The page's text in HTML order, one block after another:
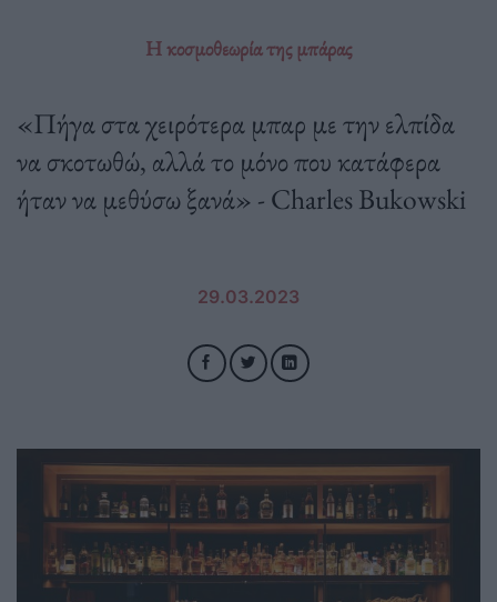
Η κοσμοθεωρία της μπάρας
«Πήγα στα χειρότερα μπαρ με την ελπίδα
να σκοτωθώ, αλλά το μόνο που κατάφερα
ήταν να μεθύσω ξανά» - Charles Bukowski
29.03.2023